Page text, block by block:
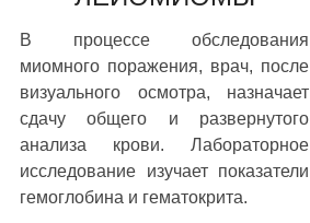
В процессе обследования
миомного поражения, врач, после
визуального осмотра, назначает
сдачу общего и развернутого
анализа крови. Лабораторное
исследование изучает показатели
гемоглобина и гематокрита.